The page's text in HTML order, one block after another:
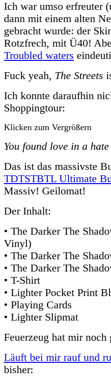
Ich war umso erfreuter
dann mit einem alten
gebracht wurde: der
Rotzfrech, mit Ü40!
Troubled waters
Fuck yeah, The Streets
Ich konnte daraufhin
Shoppingtour:
Klicken zum Vergrößern
You found love in a
Das ist das massivste
TDTSTBTL Ultimate
Massiv! Geilomat!
Der Inhalt:
• The Darker The
Vinyl)
• The Darker The
• The Darker The
• T-Shirt
• Lighter Pocket Print
• Playing Cards
• Lighter Slipmat
Feuerzeug hat mir noch
Läuft bei mir rauf und
bisher: